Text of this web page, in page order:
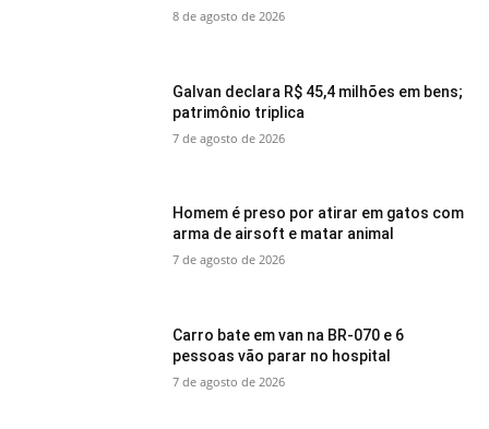
8 de agosto de 2026
Galvan declara R$ 45,4 milhões em bens;
patrimônio triplica
7 de agosto de 2026
Homem é preso por atirar em gatos com
arma de airsoft e matar animal
7 de agosto de 2026
Carro bate em van na BR-070 e 6
pessoas vão parar no hospital
7 de agosto de 2026